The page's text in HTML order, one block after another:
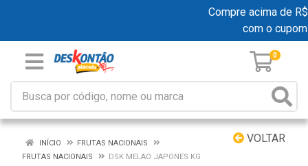
Compre acima de
com o cupom
0
VOLTAR
INÍCIO
FRUTAS NACIONAIS
FRUTAS NACIONAIS
DSK MELAO JAPONES KG